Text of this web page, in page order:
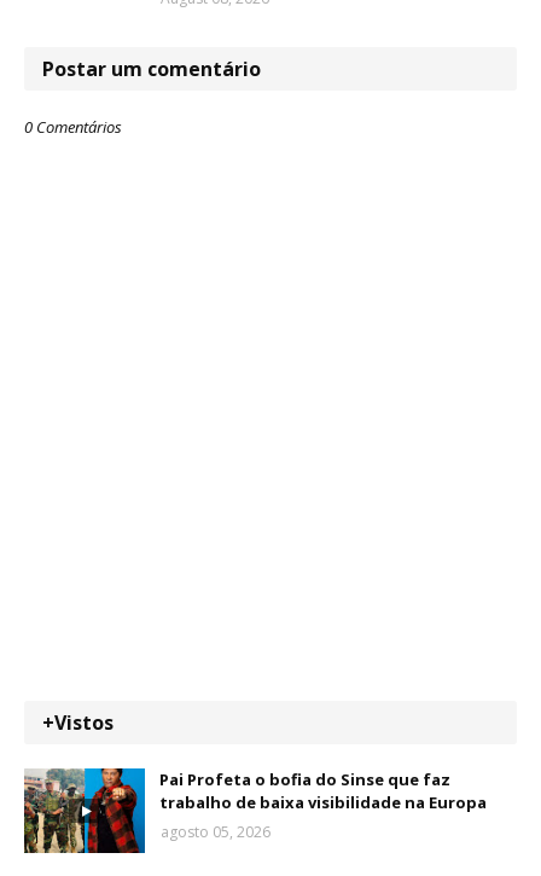
Postar um comentário
0 Comentários
+Vistos
Pai Profeta o bofia do Sinse que faz
trabalho de baixa visibilidade na Europa
agosto 05, 2026